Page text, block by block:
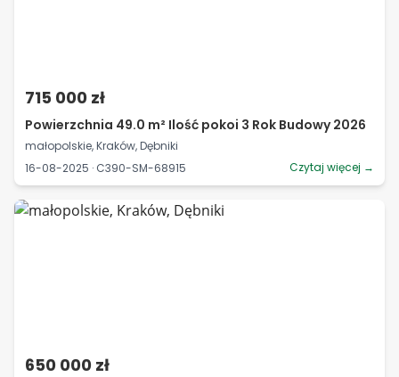
715 000 zł
Powierzchnia 49.0 m² Ilość pokoi 3 Rok Budowy 2026
małopolskie, Kraków, Dębniki
16-08-2025 · C390-SM-68915
Czytaj więcej →
650 000 zł